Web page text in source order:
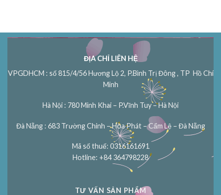
ĐỊA CHỈ LIÊN HỆ
VPGDHCM : số 815/4/56 Hương Lộ 2, P.Bình Trị Đông , TP Hồ Chí
Minh
Hà Nội : 780 Minh Khai – P.Vĩnh Tuy – Hà Nội
Đà Nẵng : 683 Trường Chinh – Hòa Phát – Cẩm Lệ – Đà Nẵng
Mã số thuế: 0316161691
Hotline: +84 364798228
TƯ VẤN SẢN PHẨM